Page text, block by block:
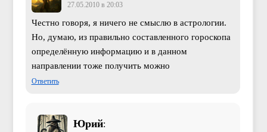
27.05.2010 в 20:03
Честно говоря, я ничего не смыслю в астрологии.
Но, думаю, из правильно составленного гороскопа
определённую информацию и в данном
направлении тоже получить можно
Ответить
Юрий: